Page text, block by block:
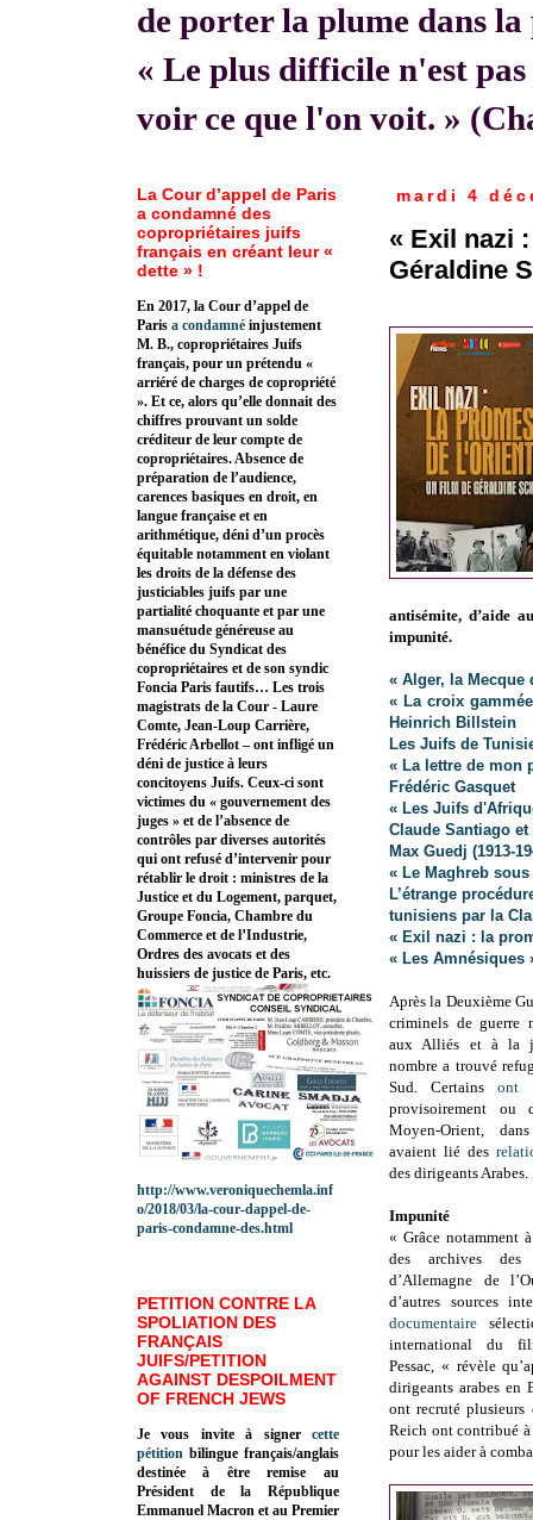
de porter la plume dans
« Le plus difficile n'est
voir ce que l'on voit. »
mardi 4
« Exil nazi
Géraldine
antisémite, d’aide
impunité.
« Alger, la Mecque
« La croix
Heinrich Billstein
Les Juifs de
« La lettre de mon
Frédéric Gasquet
« Les Juifs
Claude Santiago
Max Guedj (1913-
« Le Maghreb
L’étrange
tunisiens par la
« Exil nazi : la
« Les Amnésiques
Après la Deuxième
criminels de guerre
aux Alliés et à la
nombre a trouvé
Sud. Certainsont
provisoirement ou
Moyen-Orient,
avaient lié des
des dirigeants Arabes.
Impunité
« Grâce notamment
des archives des
d’Allemagne de
d’autres sources
documentaire
international du
Pessac, « révèle
dirigeants arabes en
ont recruté plusieurs
Reich ont contribué à
pour les aider à
La Cour d’appel de Paris
a condamné des
copropriétaires juifs
français en créant leur «
dette » !
En 2017, la Cour d’appel de
Paris a condamné injustement
M. B., copropriétaires Juifs
français, pour un prétendu «
arriéré de charges de copropriété
». Et ce, alors qu’elle donnait des
chiffres prouvant un solde
créditeur de leur compte de
copropriétaires. Absence de
préparation de l’audience,
carences basiques en droit, en
langue française et en
arithmétique, déni d’un procès
équitable notamment en violant
les droits de la défense des
justiciables juifs par une
partialité choquante et par une
mansuétude généreuse au
bénéfice du Syndicat des
copropriétaires et de son syndic
Foncia Paris fautifs… Les trois
magistrats de la Cour - Laure
Comte, Jean-Loup Carrière,
Frédéric Arbellot – ont infligé un
déni de justice à leurs
concitoyens Juifs. Ceux-ci sont
victimes du « gouvernement des
juges » et de l’absence de
contrôles par diverses autorités
qui ont refusé d’intervenir pour
rétablir le droit : ministres de la
Justice et du Logement, parquet,
Groupe Foncia, Chambre du
Commerce et de l’Industrie,
Ordres des avocats et des
huissiers de justice de Paris, etc.
http://www.veroniquechemla.inf
o/2018/03/la-cour-dappel-de-
paris-condamne-des.html
PETITION CONTRE LA
SPOLIATION DES
FRANÇAIS
JUIFS/PETITION
AGAINST DESPOILMENT
OF FRENCH JEWS
Je vous invite à signer cette
pétition bilingue français/anglais
destinée à être remise au
Président de la République
Emmanuel Macron et au Premier